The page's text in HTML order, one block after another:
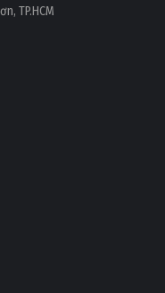
vận hành thủ
TP.HCM